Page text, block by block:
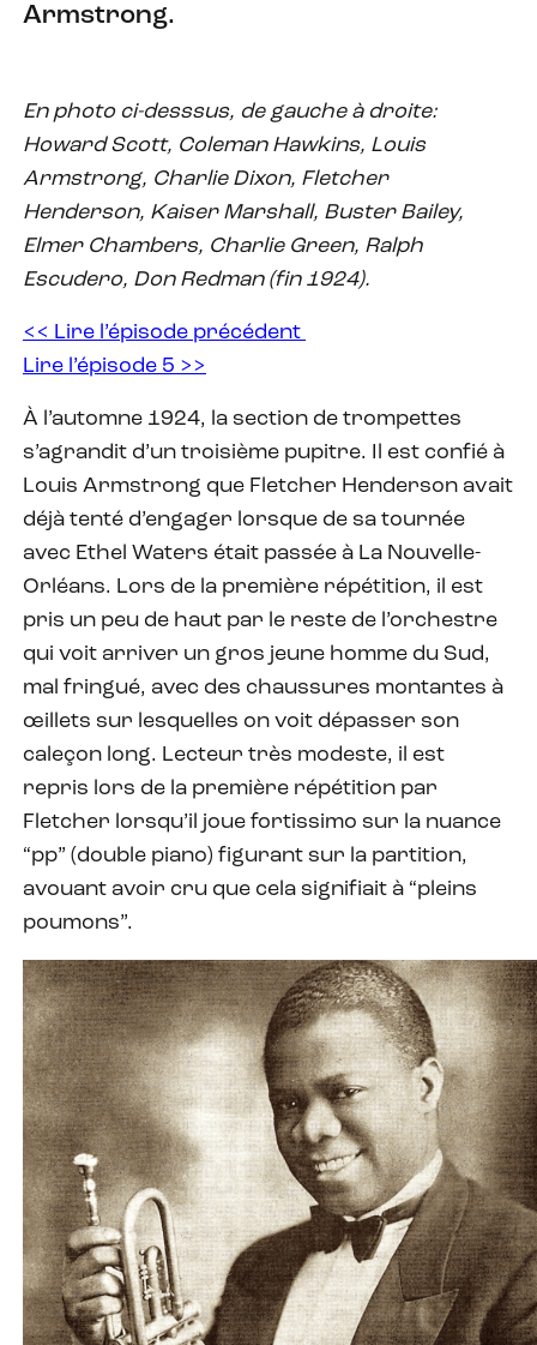
Armstrong.
En photo ci-desssus, de gauche à droite:
Howard Scott, Coleman Hawkins, Louis
Armstrong, Charlie Dixon, Fletcher
Henderson, Kaiser Marshall, Buster Bailey,
Elmer Chambers, Charlie Green, Ralph
Escudero, Don Redman (fin 1924).
<< Lire l’épisode précédent
Lire l’épisode 5 >>
À l’automne 1924, la section de trompettes
s’agrandit d’un troisième pupitre. Il est confié à
Louis Armstrong que Fletcher Henderson avait
déjà tenté d’engager lorsque de sa tournée
avec Ethel Waters était passée à La Nouvelle-
Orléans. Lors de la première répétition, il est
pris un peu de haut par le reste de l’orchestre
qui voit arriver un gros jeune homme du Sud,
mal fringué, avec des chaussures montantes à
œillets sur lesquelles on voit dépasser son
caleçon long. Lecteur très modeste, il est
repris lors de la première répétition par
Fletcher lorsqu’il joue fortissimo sur la nuance
“pp” (double piano) figurant sur la partition,
avouant avoir cru que cela signifiait à “pleins
poumons”.